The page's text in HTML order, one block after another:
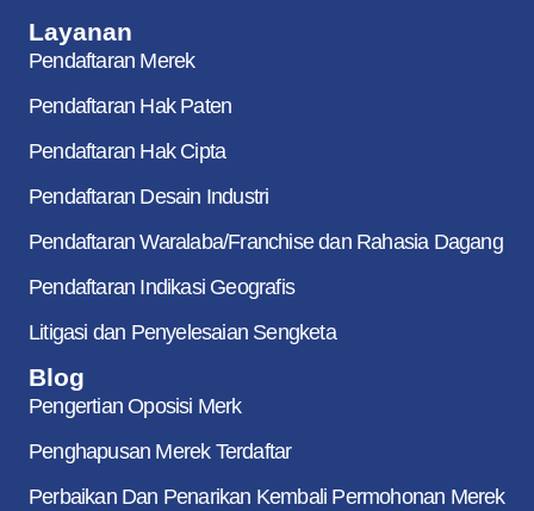
Layanan
Pendaftaran Merek
Pendaftaran Hak Paten
Pendaftaran Hak Cipta
Pendaftaran Desain Industri
Pendaftaran Waralaba/Franchise dan Rahasia Dagang
Pendaftaran Indikasi Geografis
Litigasi dan Penyelesaian Sengketa
Blog
Pengertian Oposisi Merk
Penghapusan Merek Terdaftar
Perbaikan Dan Penarikan Kembali Permohonan Merek